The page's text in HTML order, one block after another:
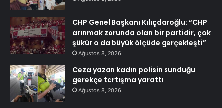
CHP Genel Başkanı Kılıçdaroğlu: “CHP
arınmak zorunda olan bir partidir, çok
şükür o da büyük ölçüde gerçekleşti”
Ağustos 8, 2026
Ceza yazan kadın polisin sunduğu
gerekçe tartışma yarattı
Ağustos 8, 2026